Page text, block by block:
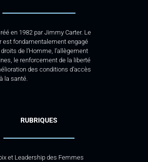
en 1982 par Jimmy Carter. Le
est fondamentalement engagé
de l’Homme, l’allègement
le renforcement de la liberté
des conditions d’accès
à la santé.
RUBRIQUES
et Leadership des Femmes